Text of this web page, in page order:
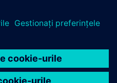
lunare PSS® E